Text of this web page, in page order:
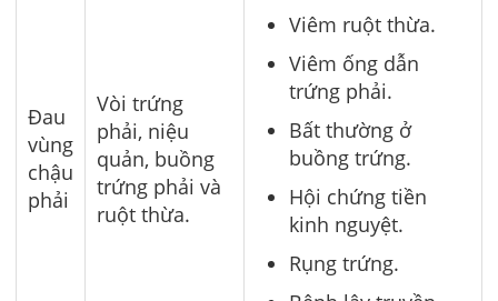
Đau
vùng
chậu
phải
Vòi trứng
phải, niệu
quản, buồng
trứng phải và
ruột thừa.
Viêm ruột thừa.
Viêm ống dẫn
trứng phải.
Bất thường ở
buồng trứng.
Hội chứng tiền
kinh nguyệt.
Rụng trứng.